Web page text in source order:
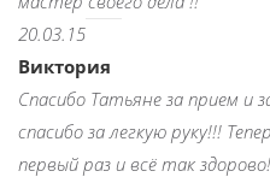
20.03.15
Виктория
Спасибо Татьяне за прием и
спасибо за легкую руку!!!
первый раз и всё так